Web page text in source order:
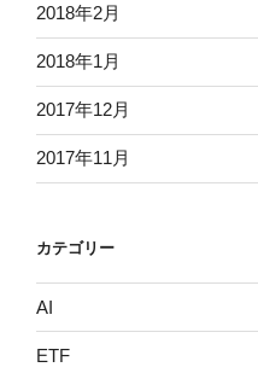
2018年2月
2018年1月
2017年12月
2017年11月
カテゴリー
AI
ETF